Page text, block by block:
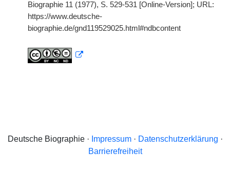
Biographie 11 (1977), S. 529-531 [Online-Version]; URL:
https://www.deutsche-
biographie.de/gnd119529025.html#ndbcontent
Deutsche Biographie · Impressum· Datenschutzerklärung ·
Barrierefreiheit